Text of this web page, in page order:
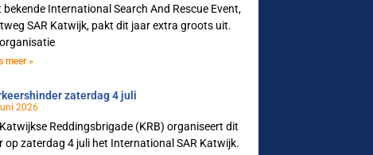
bekende International Search And Rescue Event,
SAR Katwijk, pakt dit jaar extra groots uit.
meer »
zaterdag 4 juli
2026
Reddingsbrigade (KRB) organiseert dit
op zaterdag 4 juli het International SAR Katwijk.